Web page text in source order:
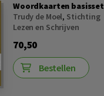
Woordkaarten basisset
Trudy de Moel, Stichting
Lezen en Schrijven
70,50
Bestellen